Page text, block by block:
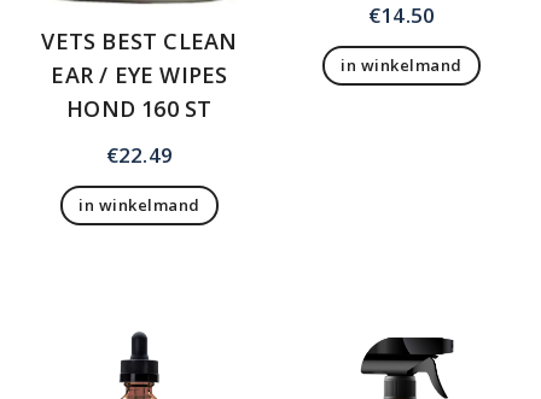
VETS BEST CLEAN
EAR / EYE WIPES
HOND 160 ST
€22.49
in winkelmand
€14.50
in winkelmand